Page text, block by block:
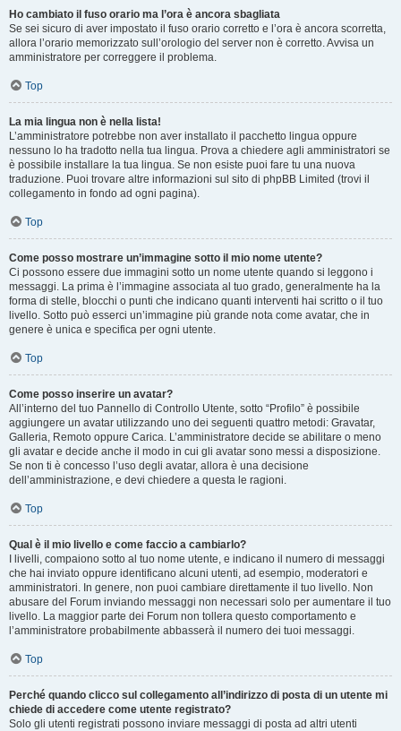
Ho cambiato il fuso orario ma l’ora è ancora sbagliata
Se sei sicuro di aver impostato il fuso orario corretto e l’ora è ancora scorretta,
allora l’orario memorizzato sull’orologio del server non è corretto. Avvisa un
amministratore per correggere il problema.
Top
La mia lingua non è nella lista!
L’amministratore potrebbe non aver installato il pacchetto lingua oppure
nessuno lo ha tradotto nella tua lingua. Prova a chiedere agli amministratori se
è possibile installare la tua lingua. Se non esiste puoi fare tu una nuova
traduzione. Puoi trovare altre informazioni sul sito di phpBB Limited (trovi il
collegamento in fondo ad ogni pagina).
Top
Come posso mostrare un’immagine sotto il mio nome utente?
Ci possono essere due immagini sotto un nome utente quando si leggono i
messaggi. La prima è l’immagine associata al tuo grado, generalmente ha la
forma di stelle, blocchi o punti che indicano quanti interventi hai scritto o il tuo
livello. Sotto può esserci un’immagine più grande nota come avatar, che in
genere è unica e specifica per ogni utente.
Top
Come posso inserire un avatar?
All’interno del tuo Pannello di Controllo Utente, sotto “Profilo” è possibile
aggiungere un avatar utilizzando uno dei seguenti quattro metodi: Gravatar,
Galleria, Remoto oppure Carica. L’amministratore decide se abilitare o meno
gli avatar e decide anche il modo in cui gli avatar sono messi a disposizione.
Se non ti è concesso l’uso degli avatar, allora è una decisione
dell’amministrazione, e devi chiedere a questa le ragioni.
Top
Qual è il mio livello e come faccio a cambiarlo?
I livelli, compaiono sotto al tuo nome utente, e indicano il numero di messaggi
che hai inviato oppure identificano alcuni utenti, ad esempio, moderatori e
amministratori. In genere, non puoi cambiare direttamente il tuo livello. Non
abusare del Forum inviando messaggi non necessari solo per aumentare il tuo
livello. La maggior parte dei Forum non tollera questo comportamento e
l’amministratore probabilmente abbasserà il numero dei tuoi messaggi.
Top
Perché quando clicco sul collegamento all’indirizzo di posta di un utente mi
chiede di accedere come utente registrato?
Solo gli utenti registrati possono inviare messaggi di posta ad altri utenti